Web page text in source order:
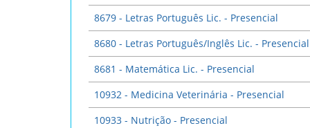
8679 - Letras Português Lic. - Presencial
8680 - Letras Português/Inglês Lic. - Presencial
8681 - Matemática Lic. - Presencial
10932 - Medicina Veterinária - Presencial
10933 - Nutrição - Presencial